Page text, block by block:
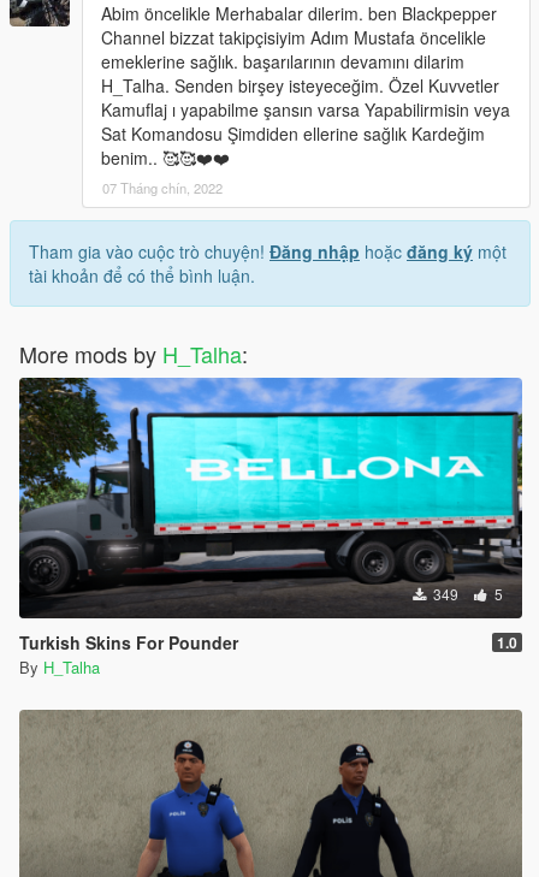
Abim öncelikle Merhabalar dilerim. ben Blackpepper
Channel bizzat takipçisiyim Adım Mustafa öncelikle
emeklerine sağlık. başarılarının devamını dilarim
H_Talha. Senden birşey isteyeceğim. Özel Kuvvetler
Kamuflaj ı yapabilme şansın varsa Yapabilirmisin veya
Sat Komandosu Şimdiden ellerine sağlık Kardeğim
benim.. 🥰🥰❤️❤️
07 Tháng chín, 2022
Tham gia vào cuộc trò chuyện! Đăng nhập hoặc đăng ký một
tài khoản để có thể bình luận.
More mods by H_Talha:
349 5
Turkish Skins For Pounder 1.0
By H_Talha